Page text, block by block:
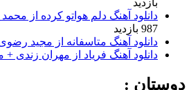
بازدید
دانلود آهنگ دلم هواتو کرده از
987 بازدید
دانلود آهنگ متاسفانه از مجید
دانلود آهنگ فریاد از مهران زندی +
دوستان :